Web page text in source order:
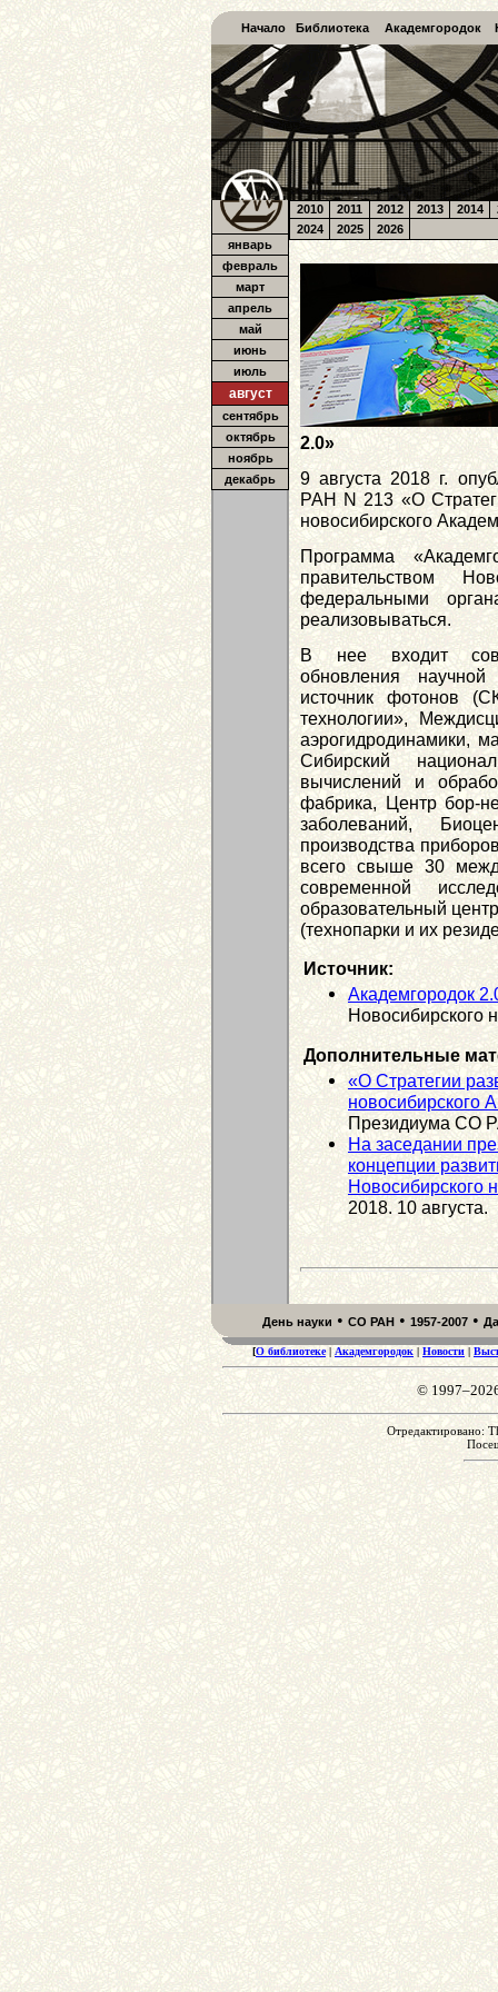
Начало Библиотека Академгородок
январь
февраль
март
апрель
май
июнь
июль
август
сентябрь
октябрь
ноябрь
декабрь
2010 2011 2012 2013 2014
2024
2025 2026
2.0»
9 августа 2018 г.
РАН N 213 «О
новосибирского
Программа
правительством
федеральными
реализовываться.
В нее входит
обновления научной
источник фотонов
технологии»,
аэрогидродинамики,
Сибирский
вычислений и
фабрика, Центр бор-
заболеваний,
производства
всего свыше 30
современной
образовательный
(технопарки и их
Источник:
Академгородок
Новосибирского
Дополнительные
«О Стратегии
новосибирского
Президиума СО
На заседании
концепции
Новосибирского
2018. 10 августа.
День науки • СО РАН • 1957-2007 •
[О библиотеке| Академгородок | Новости |
©
Отредактировано: